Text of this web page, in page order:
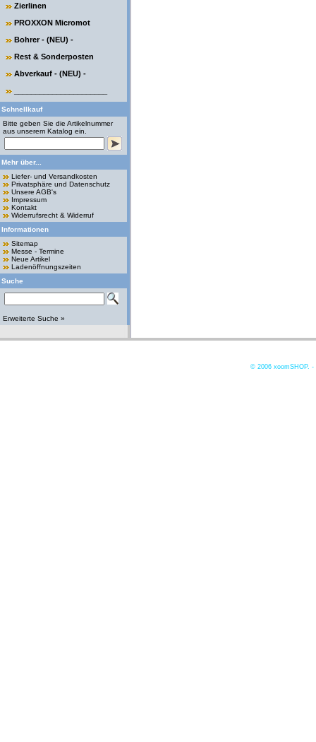
Zierlinen
PROXXON Micromot
Bohrer - (NEU) -
Rest & Sonderposten
Abverkauf - (NEU) -
Schnellkauf
Bitte geben Sie die Artikelnummer
aus unserem Katalog ein.
Mehr über...
Liefer- und Versandkosten
Privatsphäre und Datenschutz
Unsere AGB's
Impressum
Kontakt
Widerrufsrecht & Widerruf
Informationen
Sitemap
Messe - Termine
Neue Artikel
Ladenöffnungszeiten
Suche
Erweiterte Suche »
© 2006 xoomSHOP. -